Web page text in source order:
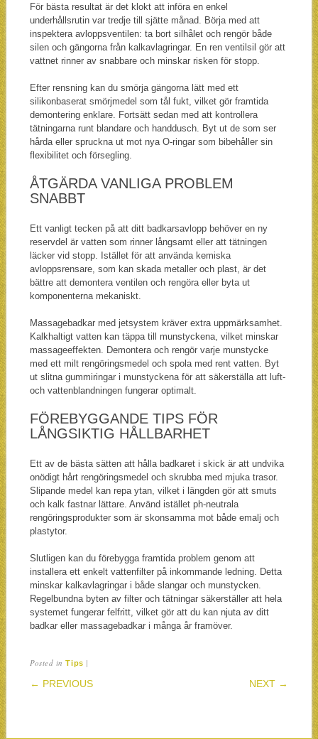
För bästa resultat är det klokt att införa en enkel
underhållsrutin var tredje till sjätte månad. Börja med att
inspektera avloppsventilen: ta bort silhålet och rengör både
silen och gängorna från kalkavlagringar. En ren ventilsil gör att
vattnet rinner av snabbare och minskar risken för stopp.
Efter rensning kan du smörja gängorna lätt med ett
silikonbaserat smörjmedel som tål fukt, vilket gör framtida
demontering enklare. Fortsätt sedan med att kontrollera
tätningarna runt blandare och handdusch. Byt ut de som ser
hårda eller spruckna ut mot nya O-ringar som bibehåller sin
flexibilitet och försegling.
ÅTGÄRDA VANLIGA PROBLEM
SNABBT
Ett vanligt tecken på att ditt badkarsavlopp behöver en ny
reservdel är vatten som rinner långsamt eller att tätningen
läcker vid stopp. Istället för att använda kemiska
avloppsrensare, som kan skada metaller och plast, är det
bättre att demontera ventilen och rengöra eller byta ut
komponenterna mekaniskt.
Massagebadkar med jetsystem kräver extra uppmärksamhet.
Kalkhaltigt vatten kan täppa till munstyckena, vilket minskar
massageeffekten. Demontera och rengör varje munstycke
med ett milt rengöringsmedel och spola med rent vatten. Byt
ut slitna gummiringar i munstyckena för att säkerställa att luft-
och vattenblandningen fungerar optimalt.
FÖREBYGGANDE TIPS FÖR
LÅNGSIKTIG HÅLLBARHET
Ett av de bästa sätten att hålla badkaret i skick är att undvika
onödigt hårt rengöringsmedel och skrubba med mjuka trasor.
Slipande medel kan repa ytan, vilket i längden gör att smuts
och kalk fastnar lättare. Använd istället ph-neutrala
rengöringsprodukter som är skonsamma mot både emalj och
plastytor.
Slutligen kan du förebygga framtida problem genom att
installera ett enkelt vattenfilter på inkommande ledning. Detta
minskar kalkavlagringar i både slangar och munstycken.
Regelbundna byten av filter och tätningar säkerställer att hela
systemet fungerar felfritt, vilket gör att du kan njuta av ditt
badkar eller massagebadkar i många år framöver.
Posted inTips |
POST NAVIGATION
← PREVIOUS NEXT →